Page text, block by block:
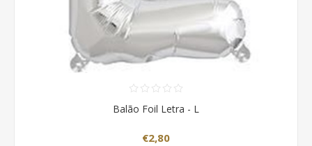
Balão Foil Letra - L
€2,80